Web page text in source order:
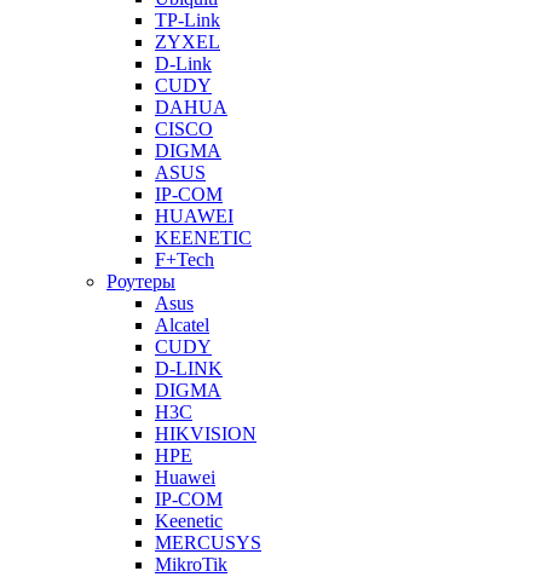
TP-Link
ZYXEL
D-Link
CUDY
DAHUA
CISCO
DIGMA
ASUS
IP-COM
HUAWEI
KEENETIC
F+Tech
Роутеры
Asus
Alcatel
CUDY
D-LINK
DIGMA
H3C
HIKVISION
HPE
Huawei
IP-COM
Keenetic
MERCUSYS
MikroTik